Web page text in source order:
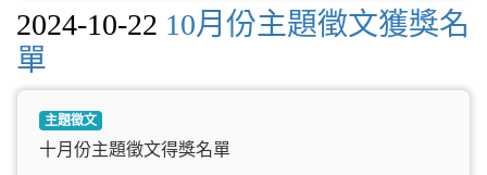
2024-10-22 10月份主題徵文獲獎名
單
主題徵文
十月份主題徵文得獎名單